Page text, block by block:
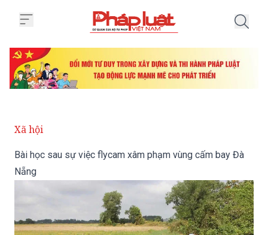
Xã hội
Bài học sau sự việc flycam xâm phạm vùng cấm bay Đà
Nẵng